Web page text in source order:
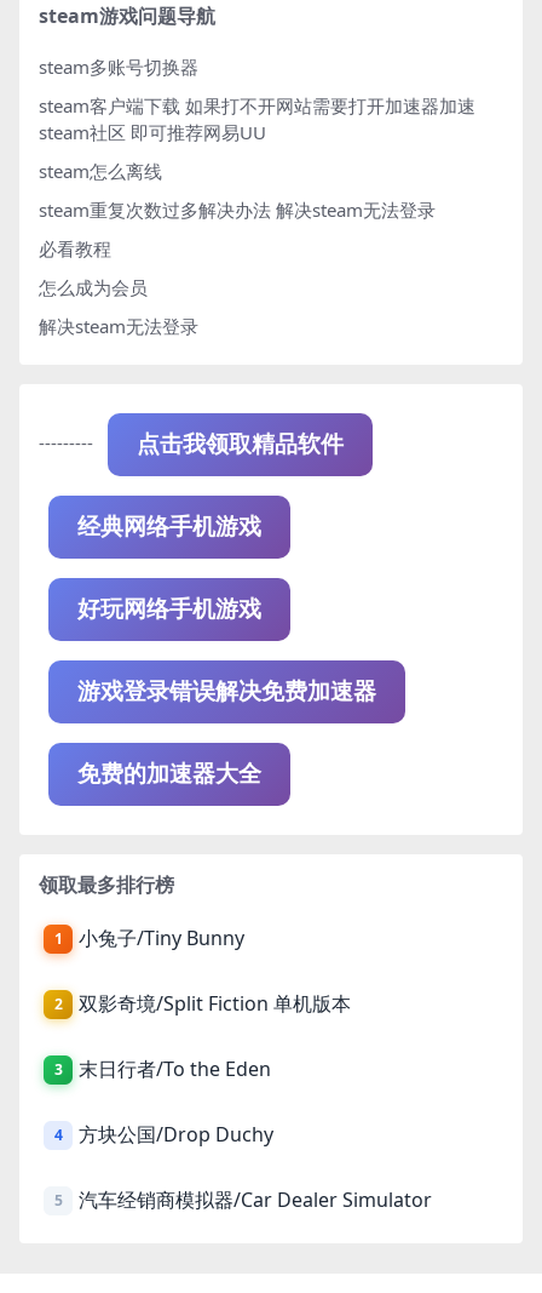
steam游戏问题导航
steam多账号切换器
steam客户端下载 如果打不开网站需要打开加速器加速
steam社区 即可推荐网易UU
steam怎么离线
steam重复次数过多解决办法 解决steam无法登录
必看教程
怎么成为会员
解决steam无法登录
--------- 点击我领取精品软件
经典网络手机游戏
好玩网络手机游戏
游戏登录错误解决免费加速器
免费的加速器大全
领取最多排行榜
1 小兔子/Tiny Bunny
2 双影奇境/Split Fiction 单机版本
3 末日行者/To the Eden
4 方块公国/Drop Duchy
5 汽车经销商模拟器/Car Dealer Simulator